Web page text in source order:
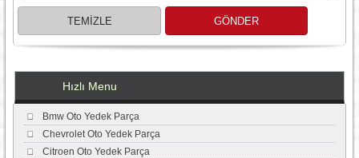
Hızlı Menu
Bmw Oto Yedek Parça
Chevrolet Oto Yedek Parça
Citroen Oto Yedek Parça